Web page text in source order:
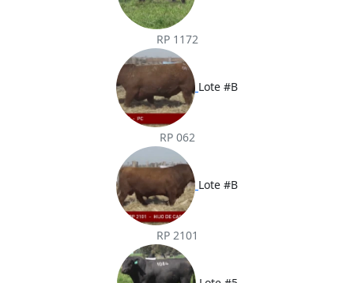
RP 1172
Lote #B
RP 062
Lote #B
RP 2101